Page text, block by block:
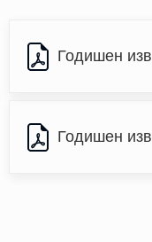
ЧЛЕНОВИГодишен
Годишен